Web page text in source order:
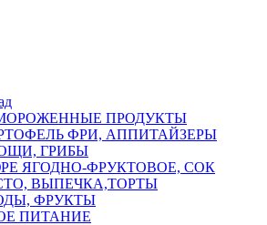
ПРОДУКТЫ
ФРИ, АППИТАЙЗЕРЫ
ГРИБЫ
ЯГОДНО-ФРУКТОВОЕ, СОК
ВЫПЕЧКА,ТОРТЫ
ФРУКТЫ
ПИТАНИЕ